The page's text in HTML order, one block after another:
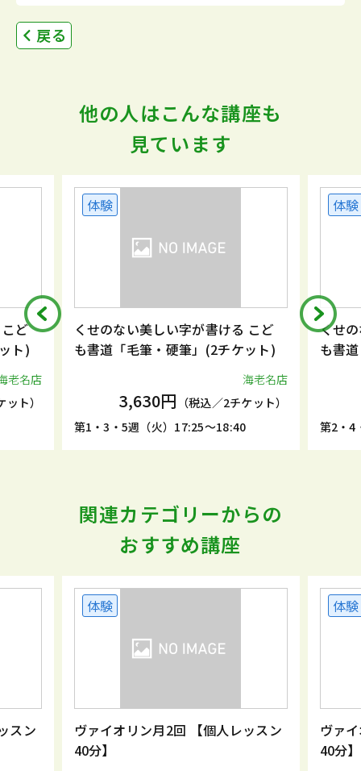
戻る
他の人はこんな講座も
見ています
ど
ト)
老名店
ト）
体験
くせのない美しい字が書ける こど
も書道「毛筆・硬筆」(2チケット)
海老名店
3,630円 （税込／2チケット）
第1・3・5週（火）17:25～18:40
体験
くせ
も書
第2・4
関連カテゴリーからの
おすすめ講座
スン
体験
ヴァイオリン月2回 【個人レッスン
40分】
体験
ヴァ
40分】